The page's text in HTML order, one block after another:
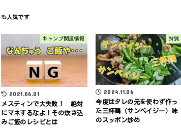
キャンプ関連情報
2021.06.01
メスティンで大失敗！ 絶対
にマネするなよ！その炊き込
みご飯のレシピとは
狩猟
2024.11.06
今度はタレの元を使わず作っ
た三杯鶏（サンベイジー）味
のスッポン炒め